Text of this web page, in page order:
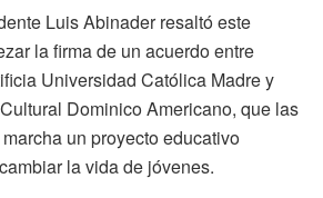
Luis Abinaderresaltó este
la firma de un acuerdo entre
Universidad Católica Madre y
Dominico Americano, que las
un proyecto educativo
la vida de jóvenes.